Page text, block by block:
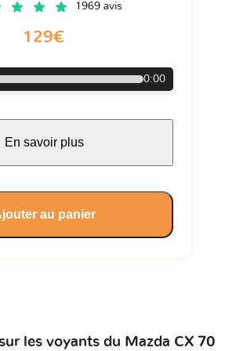
1969 avis
129€
0:00
En savoir plus
au panier
les voyants du Mazda CX 70